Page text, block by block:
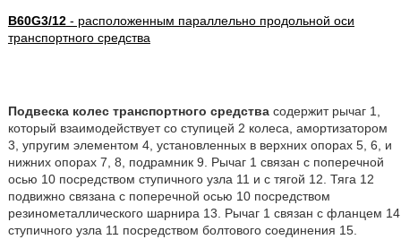
B60G3/12- расположенным параллельно продольной оси
транспортного средства
Подвеска колес транспортного средствасодержит рычаг 1,
который взаимодействует со ступицей 2 колеса, амортизатором
3, упругим элементом 4, установленных в верхних опорах 5, 6, и
нижних опорах 7, 8, подрамник 9. Рычаг 1 связан с поперечной
осью 10 посредством ступичного узла 11 и с тягой 12. Тяга 12
подвижно связана с поперечной осью 10 посредством
резинометаллического шарнира 13. Рычаг 1 связан с фланцем 14
ступичного узла 11 посредством болтового соединения 15.